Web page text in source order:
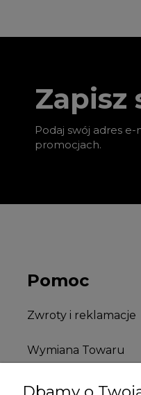
Zapisz
Podaj swój adres
promocjach.
Pomoc
Zwroty i reklamacje
Wymiana Towaru
FAQ